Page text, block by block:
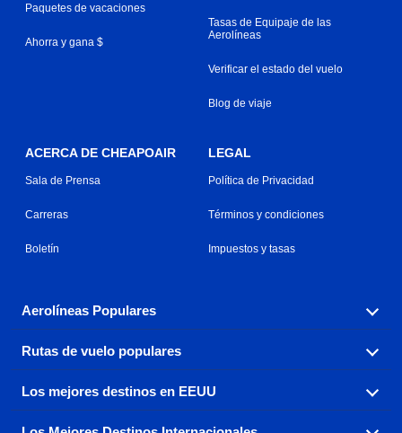
Paquetes de vacaciones
Ahorra y gana $
Tasas de Equipaje de las
Aerolíneas
Verificar el estado del vuelo
Blog de viaje
ACERCA DE CHEAPOAIR
Sala de Prensa
Carreras
Boletín
LEGAL
Política de Privacidad
Términos y condiciones
Impuestos y tasas
Aerolíneas Populares
Explora nuestras opciones de tarifas aéreas baratas por
aerolínea, con más de 500 opciones para elegir.
Aeromexico
Rutas de vuelo populares
Reserva una de nuestras rutas de vuelo más populares
con tres sencillos clics.
Los mejores destinos en EEUU